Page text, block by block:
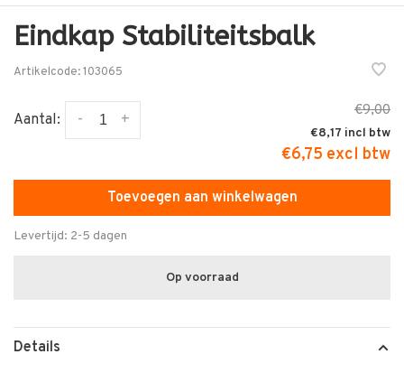
Eindkap Stabiliteitsbalk
Artikelcode:103065
Aantal: +
-
€9,00
€8,17
€6,75 excl btw
Toevoegen aan winkelwagen
Levertijd: 2-5 dagen
Op voorraad
Details